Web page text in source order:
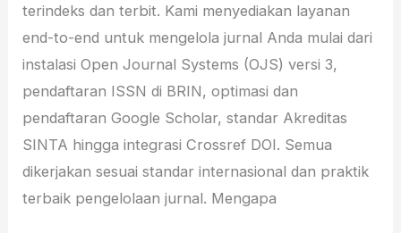
terindeks dan terbit. Kami menyediakan layanan
end-to-end untuk mengelola jurnal Anda mulai dari
instalasi Open Journal Systems (OJS) versi 3,
pendaftaran ISSN di BRIN, optimasi dan
pendaftaran Google Scholar, standar Akreditas
SINTA hingga integrasi Crossref DOI. Semua
dikerjakan sesuai standar internasional dan praktik
terbaik pengelolaan jurnal. Mengapa